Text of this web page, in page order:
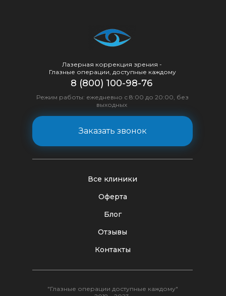
Лазерная коррекция зрения -
Глазные операции, доступные каждому
Оферта
Блог
Все клиники
Отзывы
Контакты
8 (800) 100-98-76
Режим работы: ежедневно с 8:00 до 20:00, без
выходных
Заказать звонок
"Глазные операции доступные каждому"